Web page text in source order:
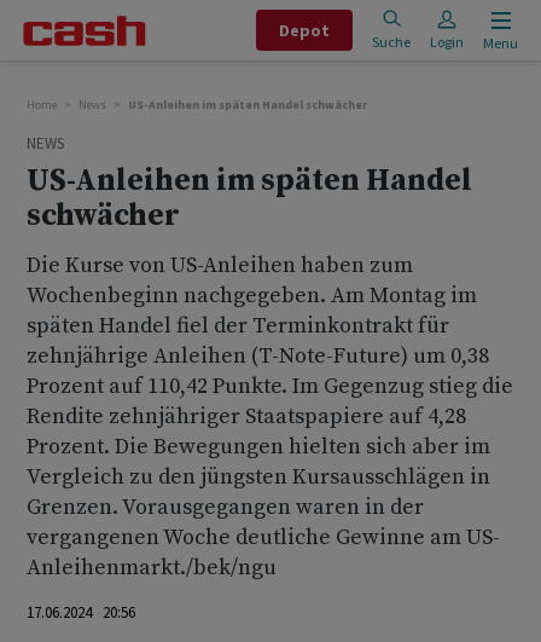
Depot
Suche Login Menu
Home News US-Anleihen im späten Handel schwächer
NEWS
US-Anleihen im späten Handel
schwächer
Die Kurse von US-Anleihen haben zum
Wochenbeginn nachgegeben. Am Montag im
späten Handel fiel der Terminkontrakt für
zehnjährige Anleihen (T-Note-Future) um 0,38
Prozent auf 110,42 Punkte. Im Gegenzug stieg die
Rendite zehnjähriger Staatspapiere auf 4,28
Prozent. Die Bewegungen hielten sich aber im
Vergleich zu den jüngsten Kursausschlägen in
Grenzen. Vorausgegangen waren in der
vergangenen Woche deutliche Gewinne am US-
Anleihenmarkt./bek/ngu
17.06.2024 20:56